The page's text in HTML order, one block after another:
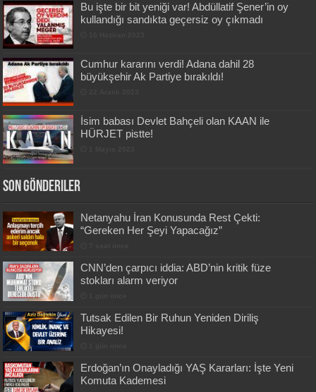
Bu işte bir bit yeniği var! Abdüllatif Şener’in oy
kullandığı sandıkta geçersiz oy çıkmadı
Cumhur kararını verdi! Adana dahil 28
büyükşehir Ak Partiye bırakıldı!
İsim babası Devlet Bahçeli olan KAAN ile
HÜRJET pistte!
Son Gönderiler
Netanyahu İran Konusunda Rest Çekti:
“Gereken Her Şeyi Yapacağız”
CNN’den çarpıcı iddia: ABD’nin kritik füze
stokları alarm veriyor
Tutsak Edilen Bir Ruhun Yeniden Diriliş
Hikayesi!
Erdoğan’ın Onayladığı YAŞ Kararları: İşte Yeni
Komuta Kademesi